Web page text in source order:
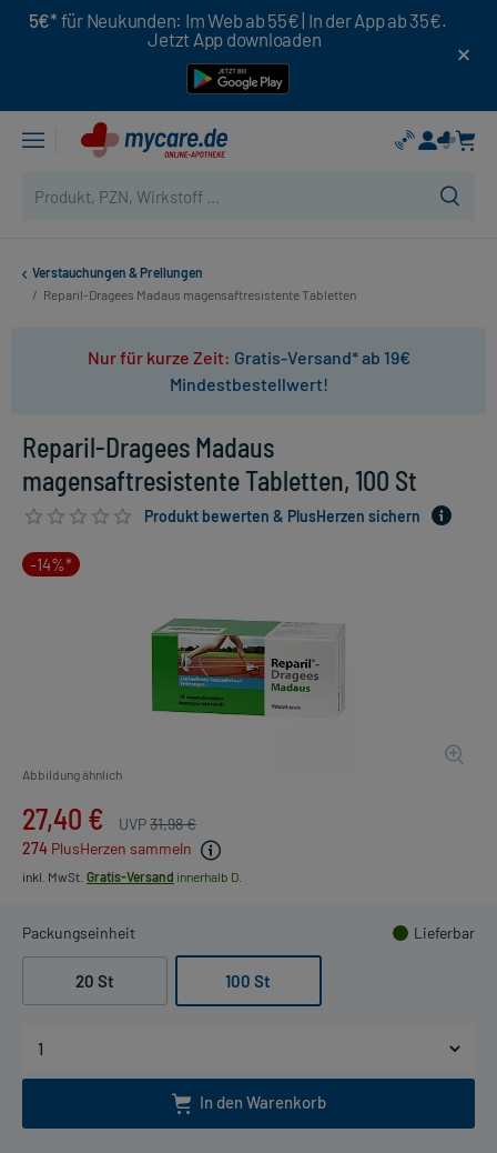
5€* für Neukunden: Im Web ab 55€ | In der App ab 35€.
Jetzt App downloaden
Verstauchungen & Prellungen
/ Reparil-Dragees Madaus magensaftresistente Tabletten
Nur für kurze Zeit: Gratis-Versand* ab 19€
Mindestbestellwert!
Reparil-Dragees Madaus
magensaftresistente Tabletten, 100 St
Produkt bewerten & PlusHerzen sichern
-14%*
Abbildung ähnlich
27,40 € UVP31,98 €
274 PlusHerzen sammeln
inkl. MwSt. Gratis-Versand innerhalb D.
Packungseinheit Lieferbar
20 St 100 St
In den Warenkorb